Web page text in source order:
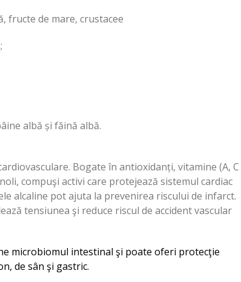
fructe de mare, crustacee
albă și făină albă.
Bogate în antioxidanți, vitamine (A, C
compuşi activi care protejează sistemul cardiac
alcaline pot ajuta la prevenirea riscului de infarct.
tensiunea şi reduce riscul de accident vascular
microbiomul intestinal şi poate oferi protecţie
de sân şi gastric.